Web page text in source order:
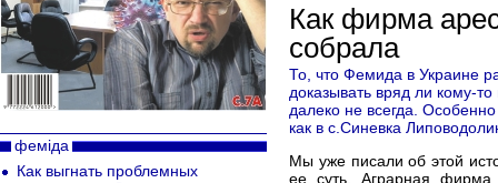
Как фирма
собрала
То, что Фемида в Украине
доказывать вряд ли кому-
далеко не всегда.
как в с.Синевка
Мы уже писали об этой
ее суть. Аграрная фирма
феміда
Как выгнать проблемных